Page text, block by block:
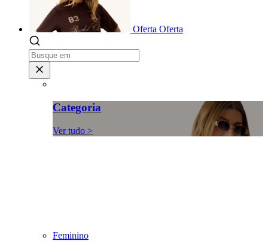
Oferta Oferta
Categoria
Ver tudo >
Feminino